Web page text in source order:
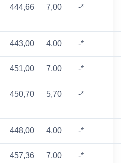
444,66 7,00 -*
443,00 4,00 -*
451,00 7,00 -*
450,70 5,70 -*
448,00 4,00 -*
457,36 7,00 -*